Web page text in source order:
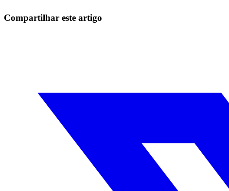
Compartilhar este artigo